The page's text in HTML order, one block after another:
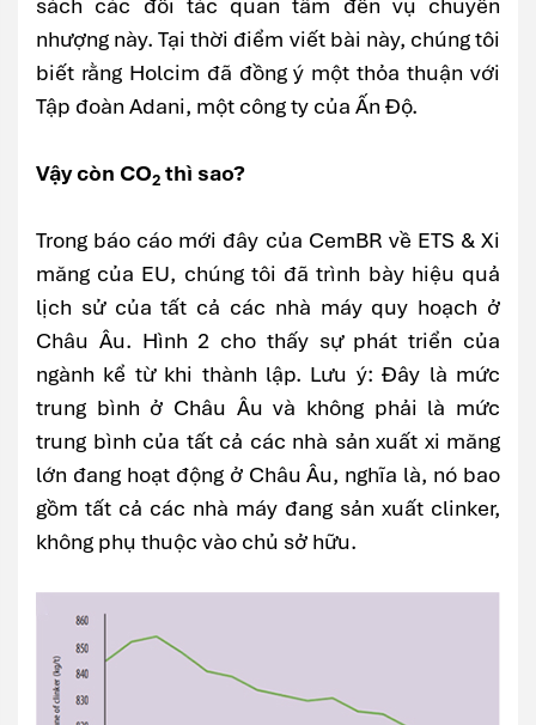
nhượng này. Tại thời điểm viết bài này, chúng tôi
biết rằng Holcim đã đồng ý một thỏa thuận với
Tập đoàn Adani, một công ty của Ấn Độ.
Vậy còn CO2 thì sao?
Trong báo cáo mới đây của CemBR về ETS & Xi
măng của EU, chúng tôi đã trình bày hiệu quả
lịch sử của tất cả các nhà máy quy hoạch ở
Châu Âu. Hình 2 cho thấy sự phát triển của
ngành kể từ khi thành lập. Lưu ý: Đây là mức
trung bình ở Châu Âu và không phải là mức
trung bình của tất cả các nhà sản xuất xi măng
lớn đang hoạt động ở Châu Âu, nghĩa là, nó bao
gồm tất cả các nhà máy đang sản xuất clinker,
không phụ thuộc vào chủ sở hữu.